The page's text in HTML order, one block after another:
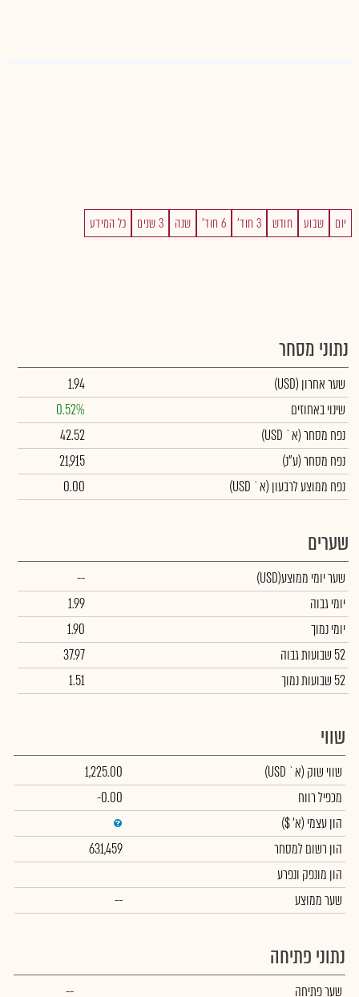
יום שבוע חודש 3 חוד' 6 חוד' שנה 3 שנים כל המידע
נתוני מסחר
שער אחרון (USD)
1.94
שינוי באחוזים
0.52%
נפח מסחר(א` USD)
42.52
נפח מסחר(ע"נ)
21,915
נפח ממוצע לרבעון (א` USD)
0.00
שערים
שער יומי ממוצע(USD)
--
יומי גבוה
1.99
יומי נמוך
1.90
52 שבועות גבוה
37.97
52 שבועות נמוך
1.51
שווי
שווי שוק (א` USD)
1,225.00
מכפיל רווח
-0.00
הון עצמי (א' $)
הון רשום למסחר
631,459
הון מונפק ונפרע
שער ממוצע
--
נתוני פתיחה
שער פתיחה --